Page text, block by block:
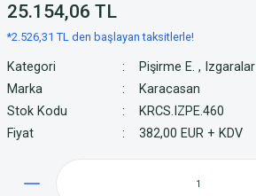
25.154,06 TL
*2.526,31 TL den başlayan taksitlerle!
Kategori Pişirme E. , Izgaralar
Marka
Karacasan
Stok Kodu
KRCS.IZPE.460
Fiyat
382,00 EUR + KDV